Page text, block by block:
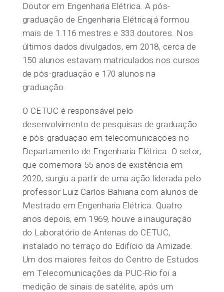
Doutor em Engenharia Elétrica. A pós-
graduação de Engenharia Elétricajá formou
mais de 1.116 mestres e 333 doutores. Nos
últimos dados divulgados, em 2018, cerca de
150 alunos estavam matriculados nos cursos
de pós-graduação e 170 alunos na
graduação.
O CETUC é responsável pelo
desenvolvimento de pesquisas de graduação
e pós-graduação em telecomunicações no
Departamento de Engenharia Elétrica. O setor,
que comemora 55 anos de existência em
2020, surgiu a partir de uma ação liderada pelo
professor Luiz Carlos Bahiana com alunos de
Mestrado em Engenharia Elétrica. Quatro
anos depois, em 1969, houve a inauguração
do Laboratório de Antenas do CETUC,
instalado no terraço do Edifício da Amizade.
Um dos maiores feitos do Centro de Estudos
em Telecomunicações da PUC-Rio foi a
medição de sinais de satélite, após um